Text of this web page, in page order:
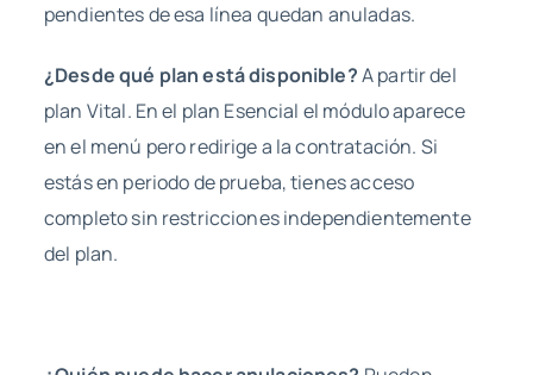
pendientes de esa línea quedan anuladas.
¿Desde qué plan está disponible?A partir del
plan Vital. En el plan Esencial el módulo aparece
en el menú pero redirige a la contratación. Si
estás en periodo de prueba, tienes acceso
completo sin restricciones independientemente
del plan.